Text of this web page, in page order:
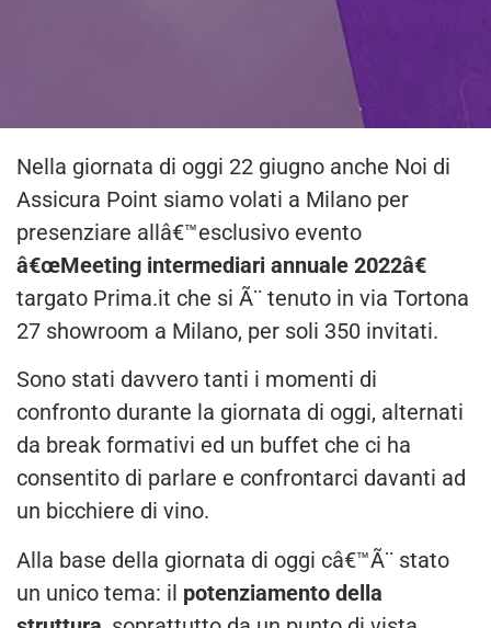
Nella giornata di oggi 22 giugno anche Noi di
Assicura Point siamo volati a Milano per
presenziare allâ€™esclusivo evento
â€œMeeting intermediari annuale 2022â€
targato Prima.it che si Ã¨ tenuto in via Tortona
27 showroom a Milano, per soli 350 invitati.
Sono stati davvero tanti i momenti di
confronto durante la giornata di oggi, alternati
da break formativi ed un buffet che ci ha
consentito di parlare e confrontarci davanti ad
un bicchiere di vino.
Alla base della giornata di oggi câ€™Ã¨ stato
un unico tema: il potenziamento della